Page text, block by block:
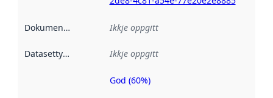
Dokumentasjon Ikkje oppgitt
Datasettype Ikkje oppgitt
Metadatakvalitet
God (60%)